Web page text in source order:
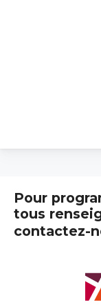
Pour
tous
contactez-